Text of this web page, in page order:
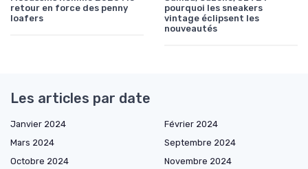
retour en force des penny
loafers
pourquoi les sneakers
vintage éclipsent les
nouveautés
Les articles par date
Janvier 2024
Février 2024
Mars 2024
Septembre 2024
Octobre 2024
Novembre 2024